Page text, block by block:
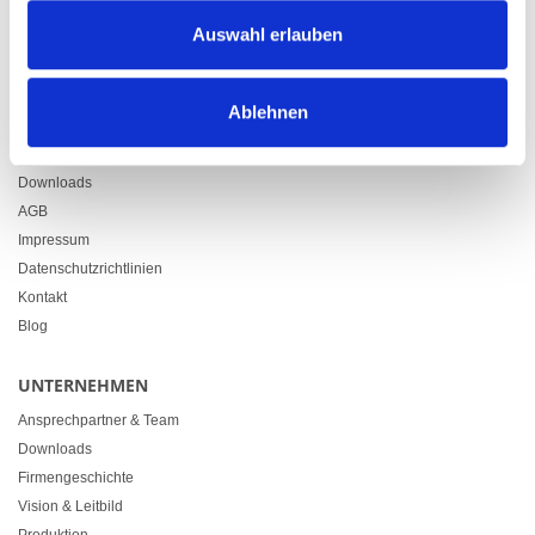
Auswahl erlauben
Ablehnen
Zürcherstrasse 37
LINKS
Downloads
AGB
Impressum
Datenschutzrichtlinien
Kontakt
Blog
UNTERNEHMEN
Ansprechpartner & Team
Downloads
Firmengeschichte
Vision & Leitbild